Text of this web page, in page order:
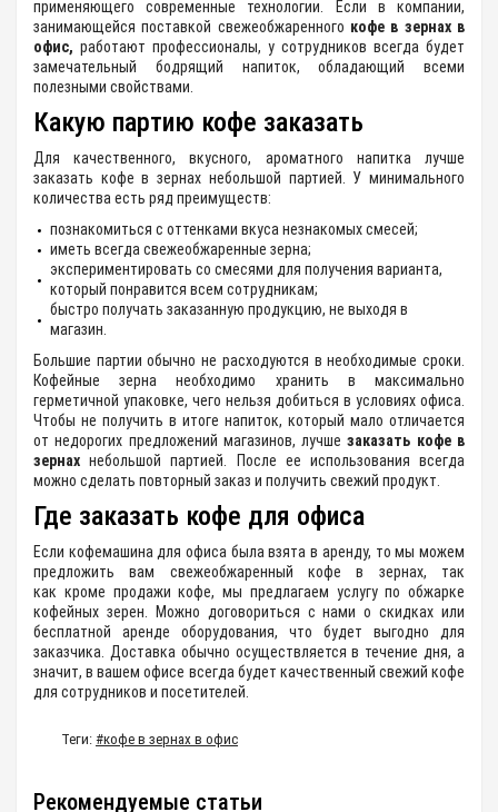
применяющего современные технологии. Если в компании,
занимающейся поставкой свежеобжаренного кофе в зернах в
офис, работают профессионалы, у сотрудников всегда будет
замечательный бодрящий напиток, обладающий всеми
полезными свойствами.
Какую партию кофе заказать
Для качественного, вкусного, ароматного напитка лучше
заказать кофе в зернах небольшой партией. У минимального
количества есть ряд преимуществ:
познакомиться с оттенками вкуса незнакомых смесей;
иметь всегда свежеобжаренные зерна;
экспериментировать со смесями для получения варианта,
который понравится всем сотрудникам;
быстро получать заказанную продукцию, не выходя в
магазин.
Большие партии обычно не расходуются в необходимые сроки.
Кофейные зерна необходимо хранить в максимально
герметичной упаковке, чего нельзя добиться в условиях офиса.
Чтобы не получить в итоге напиток, который мало отличается
от недорогих предложений магазинов, лучшезаказать кофе в
зернах небольшой партией. После ее использования всегда
можно сделать повторный заказ и получить свежий продукт.
Где заказать кофе для офиса
Если кофемашина для офиса была взята в аренду, то мы можем
предложить вам свежеобжаренный кофе в зернах, так
как кроме продажи кофе, мы предлагаем услугу по обжарке
кофейных зерен. Можно договориться с нами о скидках или
бесплатной аренде оборудования, что будет выгодно для
заказчика. Доставка обычно осуществляется в течение дня, а
значит, в вашем офисе всегда будет качественный свежий кофе
для сотрудников и посетителей.
Теги: #кофе в зернах в офис
Рекомендуемые статьи